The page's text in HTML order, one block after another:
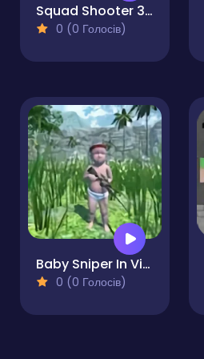
Squad Shooter 3D - Army Commando Gun Battle Game
0 (0 Голосів)
Baby Sniper In Vietnam
0 (0 Голосів)